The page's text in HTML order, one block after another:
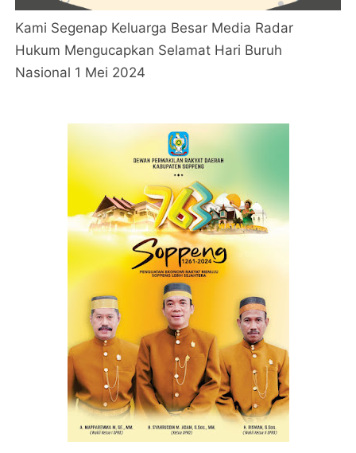
Kami Segenap Keluarga Besar Media Radar
Hukum Mengucapkan Selamat Hari Buruh
Nasional 1 Mei 2024